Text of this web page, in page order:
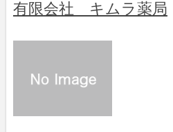
有限会社 キムラ薬局